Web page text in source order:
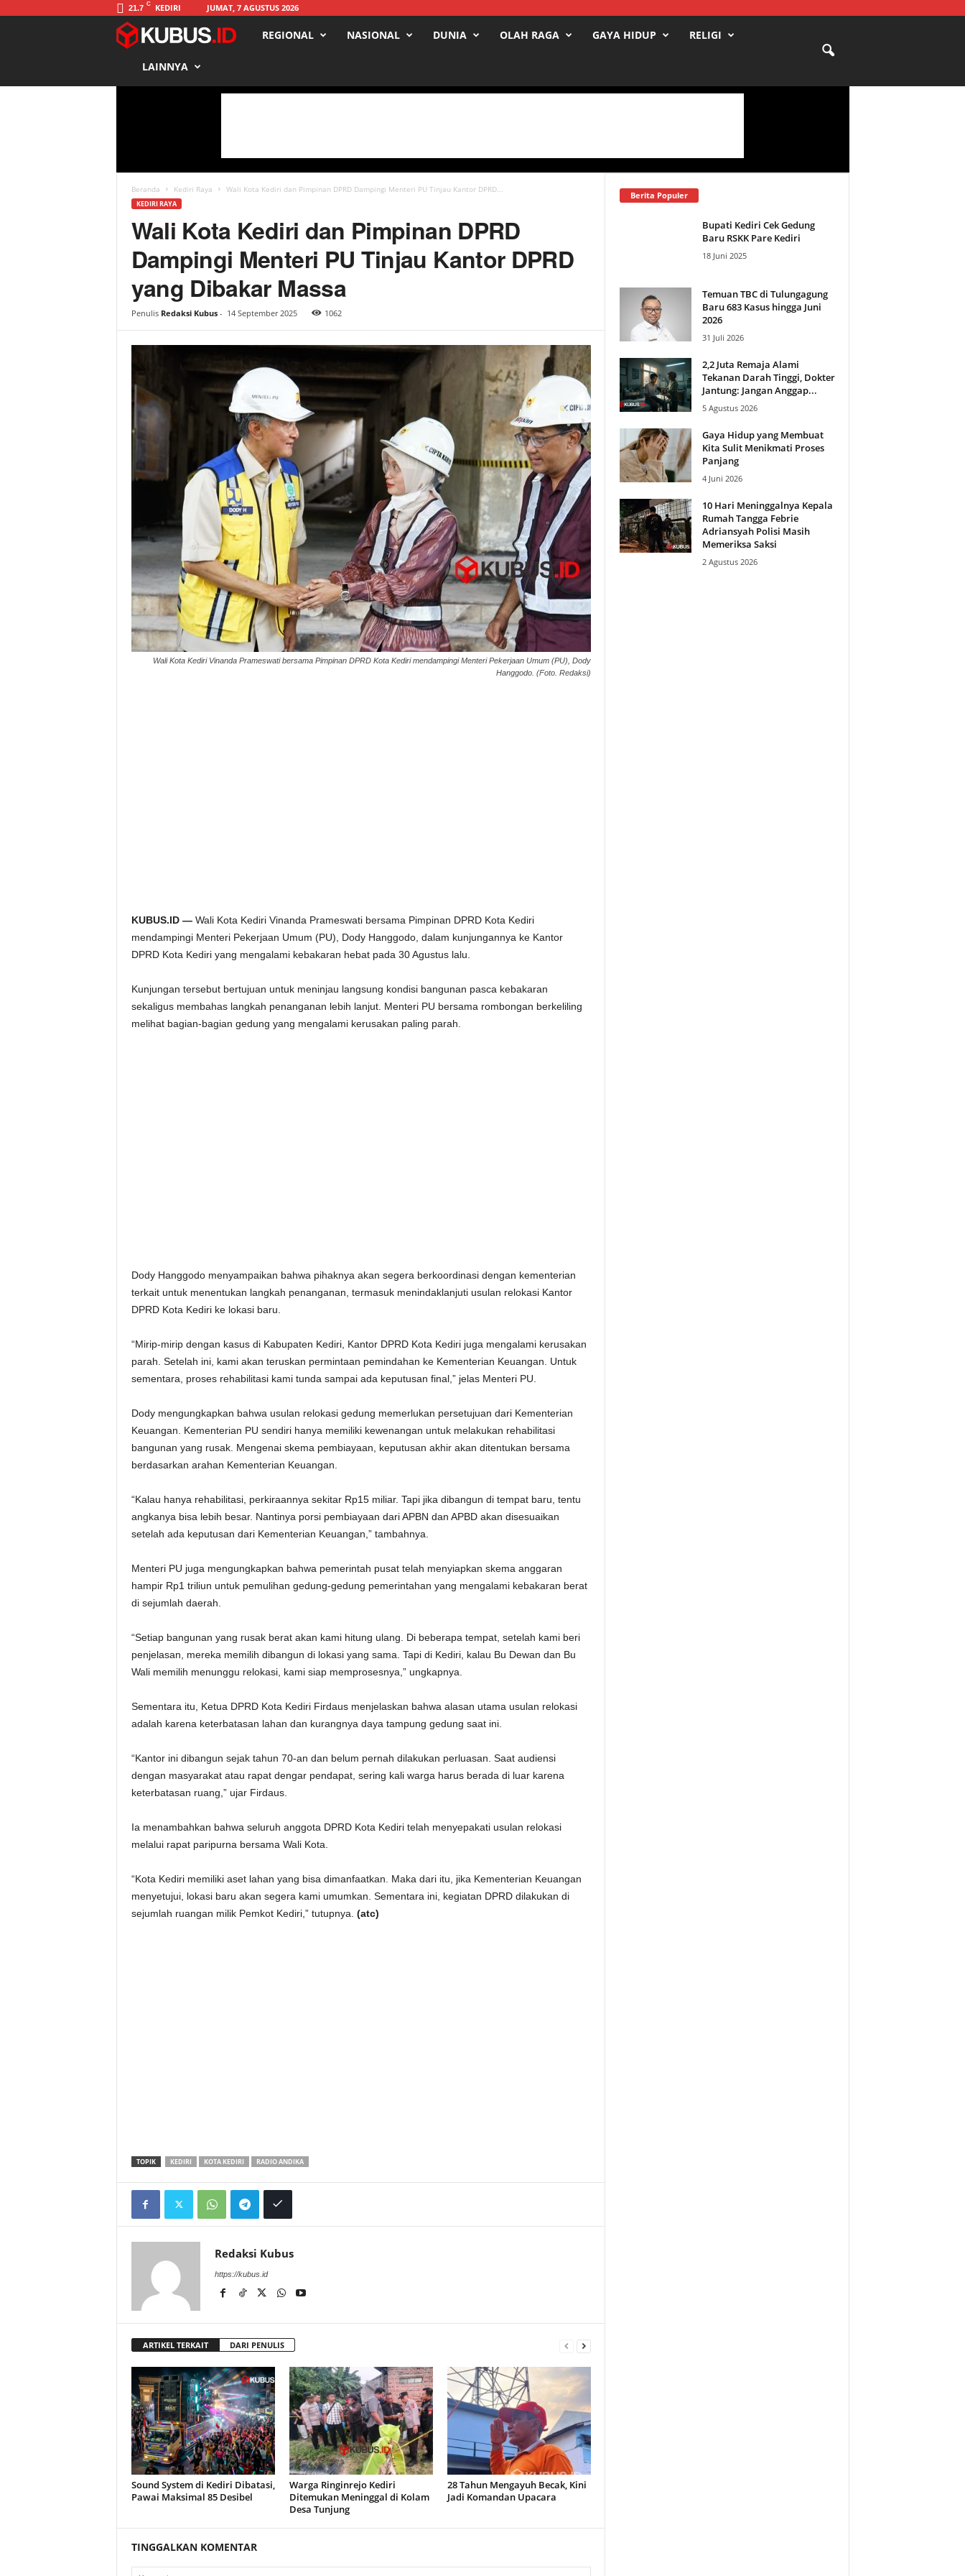
21.7 C KEDIRI JUMAT, 7 AGUSTUS 2026
s
REGIONAL NASIONAL DUNIA OLAH RAGA GAYA HIDUP RELIGI
LAINNYA
Beranda Kediri Raya Wali Kota Kediri dan Pimpinan DPRD Dampingi Menteri PU Tinjau Kantor DPRD...
KEDIRI RAYA
Wali Kota Kediri dan Pimpinan DPRD
Dampingi Menteri PU Tinjau Kantor DPRD
yang Dibakar Massa
Penulis Redaksi Kubus- 14 September 2025 1062
Wali Kota Kediri Vinanda Prameswati bersama Pimpinan DPRD Kota Kediri mendampingi Menteri Pekerjaan Umum (PU), Dody
Hanggodo. (Foto. Redaksi)
KUBUS.ID — Wali Kota Kediri Vinanda Prameswati bersama Pimpinan DPRD Kota Kediri
mendampingi Menteri Pekerjaan Umum (PU), Dody Hanggodo, dalam kunjungannya ke Kantor
DPRD Kota Kediri yang mengalami kebakaran hebat pada 30 Agustus lalu.
Kunjungan tersebut bertujuan untuk meninjau langsung kondisi bangunan pasca kebakaran
sekaligus membahas langkah penanganan lebih lanjut. Menteri PU bersama rombongan berkeliling
melihat bagian-bagian gedung yang mengalami kerusakan paling parah.
Dody Hanggodo menyampaikan bahwa pihaknya akan segera berkoordinasi dengan kementerian
terkait untuk menentukan langkah penanganan, termasuk menindaklanjuti usulan relokasi Kantor
DPRD Kota Kediri ke lokasi baru.
“Mirip-mirip dengan kasus di Kabupaten Kediri, Kantor DPRD Kota Kediri juga mengalami kerusakan
parah. Setelah ini, kami akan teruskan permintaan pemindahan ke Kementerian Keuangan. Untuk
sementara, proses rehabilitasi kami tunda sampai ada keputusan final,” jelas Menteri PU.
Dody mengungkapkan bahwa usulan relokasi gedung memerlukan persetujuan dari Kementerian
Keuangan. Kementerian PU sendiri hanya memiliki kewenangan untuk melakukan rehabilitasi
bangunan yang rusak. Mengenai skema pembiayaan, keputusan akhir akan ditentukan bersama
berdasarkan arahan Kementerian Keuangan.
“Kalau hanya rehabilitasi, perkiraannya sekitar Rp15 miliar. Tapi jika dibangun di tempat baru, tentu
angkanya bisa lebih besar. Nantinya porsi pembiayaan dari APBN dan APBD akan disesuaikan
setelah ada keputusan dari Kementerian Keuangan,” tambahnya.
Menteri PU juga mengungkapkan bahwa pemerintah pusat telah menyiapkan skema anggaran
hampir Rp1 triliun untuk pemulihan gedung-gedung pemerintahan yang mengalami kebakaran berat
di sejumlah daerah.
“Setiap bangunan yang rusak berat akan kami hitung ulang. Di beberapa tempat, setelah kami beri
penjelasan, mereka memilih dibangun di lokasi yang sama. Tapi di Kediri, kalau Bu Dewan dan Bu
Wali memilih menunggu relokasi, kami siap memprosesnya,” ungkapnya.
Sementara itu, Ketua DPRD Kota Kediri Firdaus menjelaskan bahwa alasan utama usulan relokasi
adalah karena keterbatasan lahan dan kurangnya daya tampung gedung saat ini.
“Kantor ini dibangun sejak tahun 70-an dan belum pernah dilakukan perluasan. Saat audiensi
dengan masyarakat atau rapat dengar pendapat, sering kali warga harus berada di luar karena
keterbatasan ruang,” ujar Firdaus.
Ia menambahkan bahwa seluruh anggota DPRD Kota Kediri telah menyepakati usulan relokasi
melalui rapat paripurna bersama Wali Kota.
“Kota Kediri memiliki aset lahan yang bisa dimanfaatkan. Maka dari itu, jika Kementerian Keuangan
menyetujui, lokasi baru akan segera kami umumkan. Sementara ini, kegiatan DPRD dilakukan di
sejumlah ruangan milik Pemkot Kediri,” tutupnya. (atc)
TOPIK KEDIRI KOTA KEDIRI RADIO ANDIKA
Redaksi Kubus
https://kubus.id
ARTIKEL TERKAIT DARI PENULIS
Sound System di Kediri Dibatasi,
Pawai Maksimal 85 Desibel
Warga Ringinrejo Kediri
Ditemukan Meninggal di Kolam
Desa Tunjung
28 Tahun Mengayuh Becak, Kini
Jadi Komandan Upacara
TINGGALKAN KOMENTAR
Berita Populer
Bupati Kediri Cek Gedung
Baru RSKK Pare Kediri
18 Juni 2025
Temuan TBC di Tulungagung
Baru 683 Kasus hingga Juni
2026
31 Juli 2026
2,2 Juta Remaja Alami
Tekanan Darah Tinggi, Dokter
Jantung: Jangan Anggap...
5 Agustus 2026
Gaya Hidup yang Membuat
Kita Sulit Menikmati Proses
Panjang
4 Juni 2026
10 Hari Meninggalnya Kepala
Rumah Tangga Febrie
Adriansyah Polisi Masih
Memeriksa Saksi
2 Agustus 2026